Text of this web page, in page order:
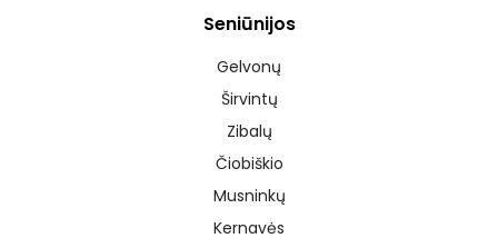
Seniūnijos
Gelvonų
Širvintų
Zibalų
Čiobiškio
Musninkų
Kernavės